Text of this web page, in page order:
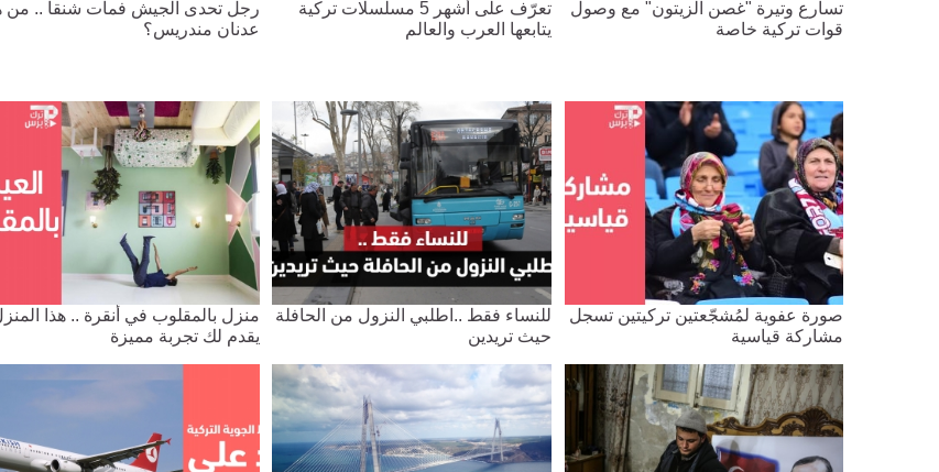
تسارع وتيرة "غصن الزيتون" مع وصول
قوات تركية خاصة
تعرّف على أشهر 5 مسلسلات تركية
يتابعها العرب والعالم
رجل تحدى الجيش فمات شنقا .. من
عدنان مندريس؟
صورة عفوية لمُشجّعتين تركيتين تسجل
مشاركة قياسية
للنساء فقط ..اطلبي النزول من الحافلة
حيث تريدين
منزل بالمقلوب في أنقرة .. هذا
يقدم لك تجربة مميزة